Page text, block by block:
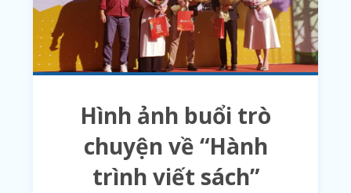
Hình ảnh buổi trò
chuyện về “Hành
trình viết sách”